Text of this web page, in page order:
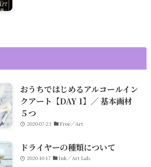
おうちではじめるアルコールイン
クアート【DAY 1】／ 基本画材
５つ
2020-07-23 Free／Art
ドライヤーの種類について
2020-10-17 Ink／Art Lab.